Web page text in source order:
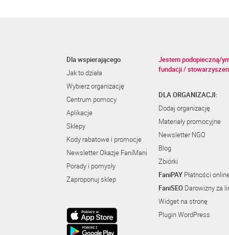
Dla wspierającego
Jak to działa
Wybierz organizację
Centrum pomocy
Aplikacje
Sklepy
Kody rabatowe i promocje
Newsletter Okazje FaniMani
Porady i pomysły
Zaproponuj sklep
Jestem podopieczną/
fundacji /
DLA ORGANIZACJI:
Dodaj organizację
Materiały promocyjne
Newsletter NGO
Blog
Zbiórki
FaniPAY Płatności
FaniSEO Darowizny za
Widget na stronę
Plugin WordPress